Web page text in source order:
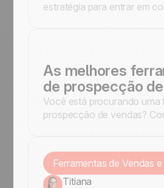
estratégia para entrar em
As melhores
de prospecção
Você está procurando uma
prospecção de vendas?
trabalho.
Ferramentas de Vendas
Titiana